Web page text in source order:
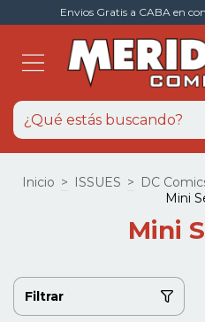
Envios Gratis a CABA en
Inicio > ISSUES > DC
Mini
Mini
Filtrar